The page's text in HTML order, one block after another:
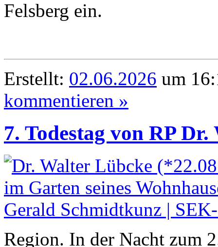
Felsberg ein.
Erstellt: 02.06.2026 um
kommentieren »
7. Todestag von RP
Region. In der Nacht zum